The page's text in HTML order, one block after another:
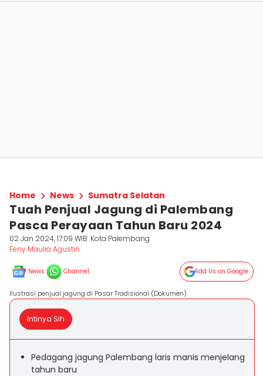
Home News Sumatra Selatan
Tuah Penjual Jagung di Palembang
Pasca Perayaan Tahun Baru 2024
02 Jan 2024, 17:09 WIB Kota Palembang
Feny Maulia Agustin
News Channel Add Us on Google
Ilustrasi penjual jagung di Pasar Tradisional (Dokumen)
Intinya Sih
Pedagang jagung Palembang laris manis menjelang
tahun baru